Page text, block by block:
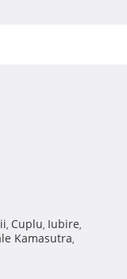
, Cuplu, Iubire,
Kamasutra,